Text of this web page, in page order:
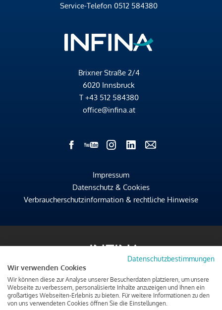
Service-Telefon 0512 584380
Brixner Straße 2/4
6020 Innsbruck
T +43 512 584380
office@infina.at
Impressum
Datenschutz & Cookies
Verbraucherschutzinformation & rechtliche Hinweise
Datenschutzbestimmungen
Wir verwenden Cookies
Wir können diese zur Analyse unserer Besucherdaten platzieren, um unsere
Webseite zu verbessern, personalisierte Inhalte anzuzeigen und Ihnen ein
großartiges Webseiten-Erlebnis zu bieten. Für weitere Informationen zu den
von uns verwendeten Cookies öffnen Sie die Einstellungen.